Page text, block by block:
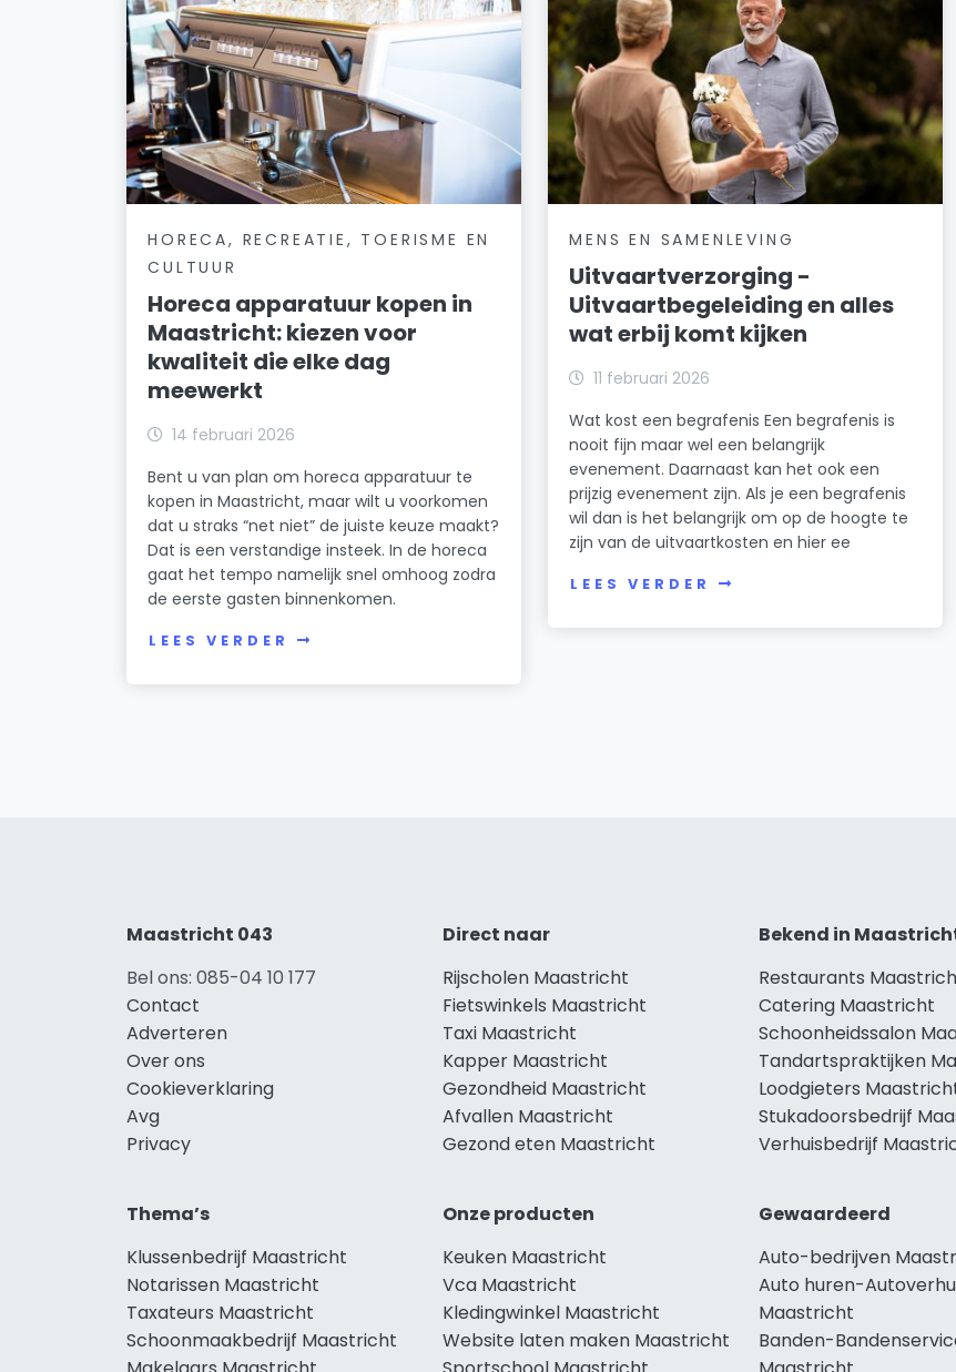
HORECA, RECREATIE, TOERISME EN
CULTUUR
Horeca apparatuur kopen in
Maastricht: kiezen voor
kwaliteit die elke dag
meewerkt
14 februari 2026
Bent u van plan om horeca apparatuur te
kopen in Maastricht, maar wilt u voorkomen
dat u straks “net niet” de juiste keuze maakt?
Dat is een verstandige insteek. In de horeca
gaat het tempo namelijk snel omhoog zodra
de eerste gasten binnenkomen.
LEES VERDER
MENS EN SAMENLEVING
Uitvaartverzorging -
Uitvaartbegeleiding en alles
wat erbij komt kijken
11 februari 2026
Wat kost een begrafenis Een begrafenis is
nooit fijn maar wel een belangrijk
evenement. Daarnaast kan het ook een
prijzig evenement zijn. Als je een begrafenis
wil dan is het belangrijk om op de hoogte te
zijn van de uitvaartkosten en hier ee
LEES VERDER
Maastricht 043
Bel ons: 085-04 10 177
Contact
Adverteren
Over ons
Cookieverklaring
Avg
Privacy
Direct naar
Rijscholen Maastricht
Fietswinkels Maastricht
Taxi Maastricht
Kapper Maastricht
Gezondheid Maastricht
Afvallen Maastricht
Gezond eten Maastricht
Bekend in
Restaurants
Catering Maastricht
Schoonheidssalon
Tandartspraktijken
Loodgieters
Stukadoorsbedrijf
Verhuisbedrijf
Thema’s
Klussenbedrijf Maastricht
Notarissen Maastricht
Taxateurs Maastricht
Schoonmaakbedrijf Maastricht
Onze producten
Keuken Maastricht
Vca Maastricht
Kledingwinkel Maastricht
Website laten maken Maastricht
Gewaardeerd
Auto-bedrijven
Auto huren-
Maastricht
Banden-